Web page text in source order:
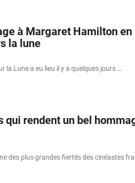
à Margaret Hamilton
la lune
la Lune a eu lieu il y a quelques jours …
qui rendent un bel
des plus grandes fiertés des cinéastes